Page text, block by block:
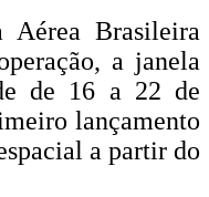
Brasileira
a janela
de 16 a 22 de
lançamento
a partir do